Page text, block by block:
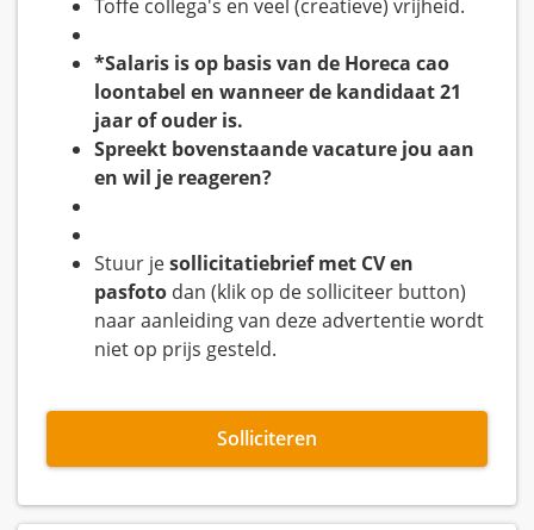
Toffe collega's en veel (creatieve) vrijheid.
*Salaris is op basis van de Horeca cao
loontabel en wanneer de kandidaat 21
jaar of ouder is.
Spreekt bovenstaande vacature jou aan
en wil je reageren?
Stuur jesollicitatiebrief met CV en
pasfoto dan (klik op de solliciteer button)
naar aanleiding van deze advertentie wordt
niet op prijs gesteld.
Solliciteren